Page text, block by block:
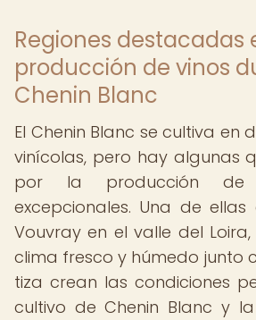
Regiones destacadas
producción de vinos
Chenin Blanc
El Chenin Blanc se cultiva en
vinícolas, pero hay algunas
por la producción de
excepcionales. Una de
Vouvray en el valle del Loira,
clima fresco y húmedo junto
tiza crean las condiciones
cultivo de Chenin Blanc y